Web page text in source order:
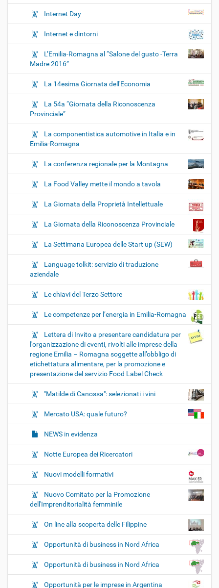
Internet Day
Internet e dintorni
L’Emilia-Romagna al “Salone del gusto -Terra
Madre 2016”
La 14esima Giornata dell'Economia
La 54a “Giornata della Riconoscenza
Provinciale”
La componentistica automotive in Italia e in
Emilia-Romagna
La conferenza regionale per la Montagna
La Food Valley mette il mondo a tavola
La Giornata della Proprietà Intellettuale
La Giornata della Riconoscenza Provinciale
La Settimana Europea delle Start up (SEW)
Language tolkit: servizio di traduzione
aziendale
Le chiavi del Terzo Settore
Le competenze per l’energia in Emilia-Romagna
Lettera di Invito a presentare candidatura per
l'organizzazione di eventi, rivolti alle imprese della
regione Emilia – Romagna soggette all’obbligo di
etichettatura alimentare, per la promozione e
presentazione del servizio Food Label Check
"Matilde di Canossa": selezionati i vini
Mercato USA: quale futuro?
NEWS in evidenza
Notte Europea dei Ricercatori
Nuovi modelli formativi
Nuovo Comitato per la Promozione
dell'Imprenditorialità femminile
On line alla scoperta delle Filippine
Opportunità di business in Nord Africa
Opportunità di business in Nord Africa
Opportunità per le imprese in Argentina